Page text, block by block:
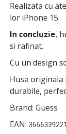
Realizata cu
lor iPhone 15.
In concluzie,
si rafinat.
Cu un design
Husa originala
durabile,
Brand: Guess
EAN: